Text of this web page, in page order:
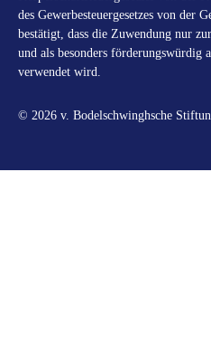
des Gewerbesteuergesetzes von der
bestätigt, dass die Zuwendung nur
und als besonders förderungswürdig
verwendet wird.
© 2026 v. Bodelschwinghsche